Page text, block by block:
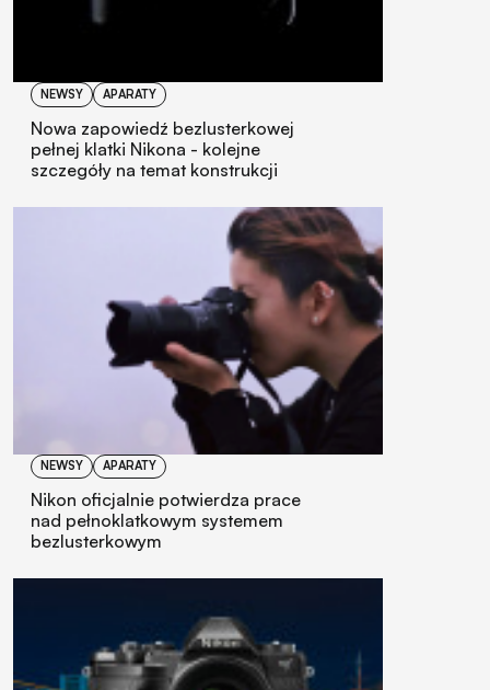
NEWSY APARATY
Nowa zapowiedź bezlusterkowej
pełnej klatki Nikona - kolejne
szczegóły na temat konstrukcji
NEWSY APARATY
Nikon oficjalnie potwierdza prace
nad pełnoklatkowym systemem
bezlusterkowym